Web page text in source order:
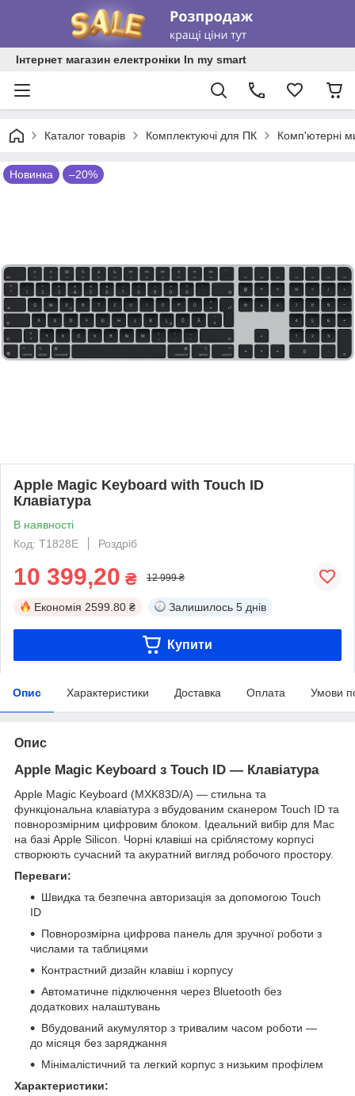
Інтернет магазин електроніки In my smart
Каталог товарів Комплектуючі для ПК Комп'ютерні
Новинка –20%
Apple Magic Keyboard with Touch ID
Клавіатура
В наявності
Код: T1828E
Роздріб
10 399,20 ₴ 12 999 ₴
Економія 2599.80 ₴ Залишилось 5 днів
Купити
Опис Характеристики Доставка Оплата Умови
Опис
Apple Magic Keyboard з Touch ID — Клавіатура
Apple Magic Keyboard (MXK83D/A) — стильна та
функціональна клавіатура з вбудованим сканером Touch ID та
повнорозмірним цифровим блоком. Ідеальний вибір для Mac
на базі Apple Silicon. Чорні клавіші на сріблястому корпусі
створюють сучасний та акуратний вигляд робочого простору.
Переваги:
Швидка та безпечна авторизація за допомогою Touch
ID
Повнорозмірна цифрова панель для зручної роботи з
числами та таблицями
Контрастний дизайн клавіш і корпусу
Автоматичне підключення через Bluetooth без
додаткових налаштувань
Вбудований акумулятор з тривалим часом роботи —
до місяця без заряджання
Мінімалістичний та легкий корпус з низьким профілем
Характеристики: